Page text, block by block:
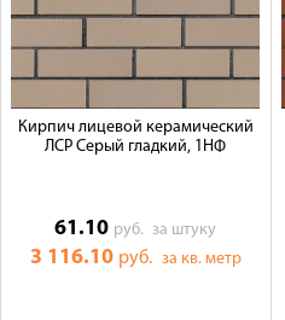
Кирпич лицевой керамический
ЛСР Серый гладкий, 1НФ
61.10 руб.за штуку
3 116.10 руб. за кв. метр